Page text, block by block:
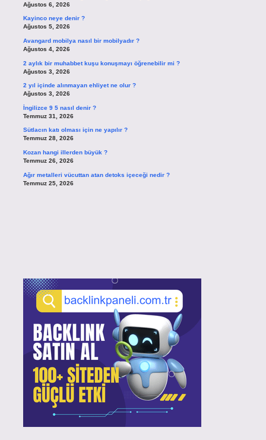
Ağustos 6, 2026
Kayinco neye denir ?
Ağustos 5, 2026
Avangard mobilya nasıl bir mobilyadır ?
Ağustos 4, 2026
2 aylık bir muhabbet kuşu konuşmayı öğrenebilir mi ?
Ağustos 3, 2026
2 yıl içinde alınmayan ehliyet ne olur ?
Ağustos 3, 2026
İngilizce 9 5 nasıl denir ?
Temmuz 31, 2026
Sütlacın katı olması için ne yapılır ?
Temmuz 28, 2026
Kozan hangi illerden büyük ?
Temmuz 26, 2026
Ağır metalleri vücuttan atan detoks içeceği nedir ?
Temmuz 25, 2026